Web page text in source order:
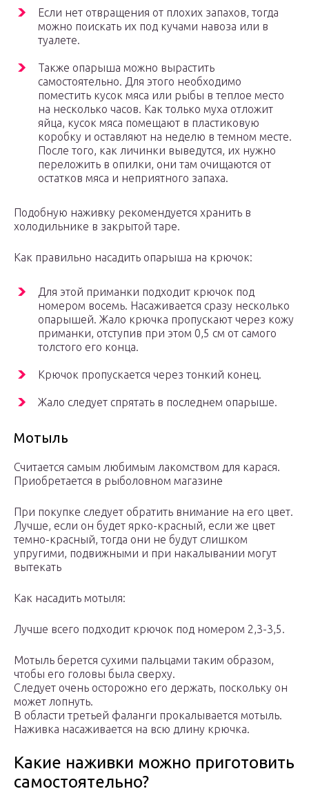
Если нет отвращения от плохих запахов, тогда
можно поискать их под кучами навоза или в
туалете.
Также опарыша можно вырастить
самостоятельно. Для этого необходимо
поместить кусок мяса или рыбы в теплое место
на несколько часов. Как только муха отложит
яйца, кусок мяса помещают в пластиковую
коробку и оставляют на неделю в темном месте.
После того, как личинки выведутся, их нужно
переложить в опилки, они там очищаются от
остатков мяса и неприятного запаха.
Подобную наживку рекомендуется хранить в
холодильнике в закрытой таре.
Как правильно насадить опарыша на крючок:
Для этой приманки подходит крючок под
номером восемь. Насаживается сразу несколько
опарышей. Жало крючка пропускают через кожу
приманки, отступив при этом 0,5 см от самого
толстого его конца.
Крючок пропускается через тонкий конец.
Жало следует спрятать в последнем опарыше.
Мотыль
Считается самым любимым лакомством для карася.
Приобретается в рыболовном магазине
При покупке следует обратить внимание на его цвет.
Лучше, если он будет ярко-красный, если же цвет
темно-красный, тогда они не будут слишком
упругими, подвижными и при накалывании могут
вытекать
Как насадить мотыля:
Лучше всего подходит крючок под номером 2,3-3,5.
Мотыль берется сухими пальцами таким образом,
чтобы его головы была сверху.
Следует очень осторожно его держать, поскольку он
может лопнуть.
В области третьей фаланги прокалывается мотыль.
Наживка насаживается на всю длину крючка.
Какие наживки можно приготовить
самостоятельно?